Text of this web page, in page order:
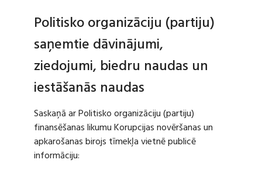
Politisko organizāciju (partiju)
saņemtie dāvinājumi,
ziedojumi, biedru naudas un
iestāšanās naudas
Saskaņā ar Politisko organizāciju (partiju)
finansēšanas likumu Korupcijas novēršanas un
apkarošanas birojs tīmekļa vietnē publicē
informāciju: